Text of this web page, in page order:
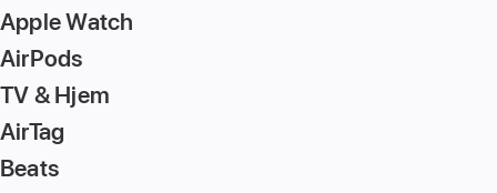
Apple Watch
AirPods
TV & Hjem
AirTag
Beats